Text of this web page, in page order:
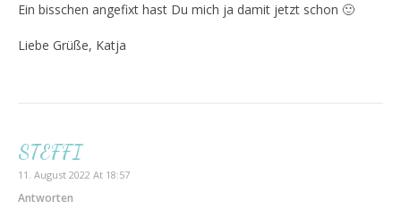
Ein bisschen angefixt hast Du mich ja damit jetzt schon 🙂
Liebe Grüße, Katja
STEFFI
11. August 2022 At 18:57
Antworten